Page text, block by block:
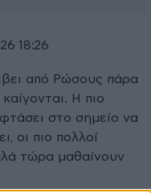
18:26
από Ρώσους πάρα
Η πιο
στο σημείο να
οι πιο πολλοί
τώρα μαθαίνουν